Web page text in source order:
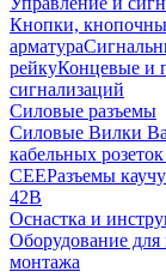
Кнопки,
арматура
рейкуКонцевые и
сигнализаций
Силовые разъемы
Силовые Вилки
кабельных
CEEРазъемы
42В
Оснастка и
Оборудование
монтажа